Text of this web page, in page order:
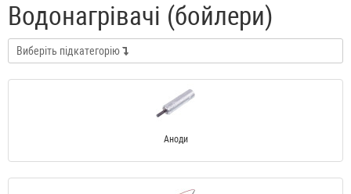
Водонагрівачі (бойлери)
Виберіть підкатегорію
Аноди